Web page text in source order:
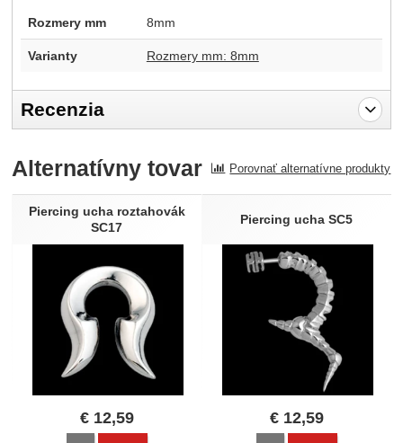
Rozmery mm 8mm
Varianty Rozmery mm: 8mm
Recenzia
Recenzia
Nebola pridaná žiadna recenzia.
Alternatívny tovar Porovnať alternatívne produkty
Piercing ucha roztahovák
SC17
€ 12,59
Piercing ucha SC5
€12,59